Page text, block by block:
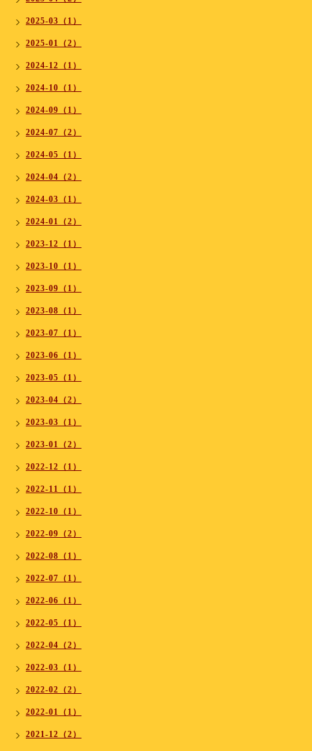
2025-03（1）
2025-01（2）
2024-12（1）
2024-10（1）
2024-09（1）
2024-07（2）
2024-05（1）
2024-04（2）
2024-03（1）
2024-01（2）
2023-12（1）
2023-10（1）
2023-09（1）
2023-08（1）
2023-07（1）
2023-06（1）
2023-05（1）
2023-04（2）
2023-03（1）
2023-01（2）
2022-12（1）
2022-11（1）
2022-10（1）
2022-09（2）
2022-08（1）
2022-07（1）
2022-06（1）
2022-05（1）
2022-04（2）
2022-03（1）
2022-02（2）
2022-01（1）
2021-12（2）